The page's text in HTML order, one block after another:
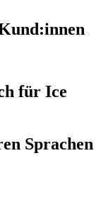
für Ice
Sprachen